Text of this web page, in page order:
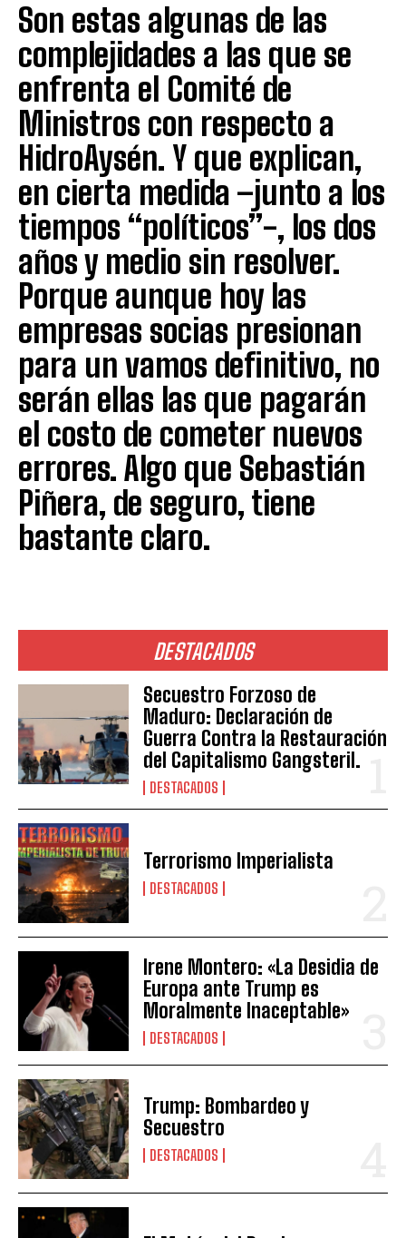
DESTACADOS
Secuestro Forzoso de
Maduro: Declaración de
Guerra Contra la Restauración
del Capitalismo Gangsteril.
DESTACADOS
Terrorismo Imperialista
DESTACADOS
Irene Montero: «La Desidia de
Europa ante Trump es
Moralmente Inaceptable»
DESTACADOS
Trump: Bombardeo y
Secuestro
DESTACADOS
Son estas algunas de las
complejidades a las que se
enfrenta el Comité de
Ministros con respecto a
HidroAysén. Y que explican,
en cierta medida –junto a los
tiempos “políticos”-, los dos
años y medio sin resolver.
Porque aunque hoy las
empresas socias presionan
para un vamos definitivo, no
serán ellas las que pagarán
el costo de cometer nuevos
errores. Algo que Sebastián
Piñera, de seguro, tiene
bastante claro.